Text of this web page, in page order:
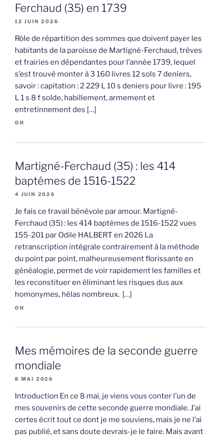
Ferchaud (35) en 1739
12 JUIN 2026
Rôle de répartition des sommes que doivent payer les
habitants de la paroisse de Martigné-Ferchaud, trèves
et frairies en dépendantes pour l’année 1739, lequel
s’est trouvé monter à 3 160 livres 12 sols 7 deniers,
savoir : capitation : 2 229 L 10 s deniers pour livre : 195
L 1 s 8 f solde, habillement, armement et
entretinnement des […]
OH
Martigné-Ferchaud (35) : les 414
baptêmes de 1516-1522
4 JUIN 2026
Je fais ce travail bénévole par amour. Martigné-
Ferchaud (35) : les 414 baptêmes de 1516-1522 vues
155-201 par Odile HALBERT en 2026 La
retranscription intégrale contrairement à la méthode
du point par point, malheureusement florissante en
généalogie, permet de voir rapidement les familles et
les reconstituer en éliminant les risques dus aux
homonymes, hélas nombreux. […]
OH
Mes mémoires de la seconde guerre
mondiale
8 MAI 2026
Introduction En ce 8 mai, je viens vous conter l’un de
mes souvenirs de cette seconde guerre mondiale. J’ai
certes écrit tout ce dont je me souviens, mais je ne l’ai
pas publié, et sans doute devrais-je le faire. Mais avant